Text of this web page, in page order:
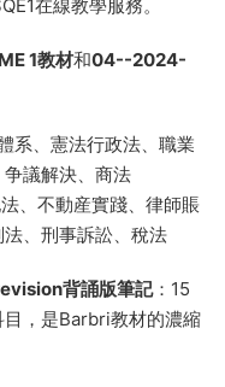
在線教學服務。
1教材和04--2024-
系、憲法行政法、職業
議解決、商法
、不動産實踐、律師賬
、刑事訴訟、稅法
背誦版筆記：15
，是Barbri教材的濃縮